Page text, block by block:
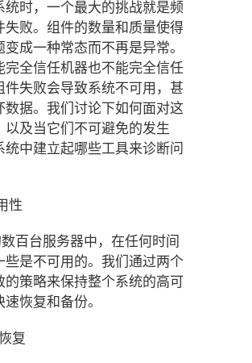
统时，一个最大的挑战就是频
失败。组件的数量和质量使得
变成一种常态而不再是异常。
完全信任机器也不能完全信任
件失败会导致系统不可用，甚
数据。我们讨论下如何面对这
以及当它们不可避免的发生
统中建立起哪些工具来诊断问
性
数百台服务器中，在任何时间
些是不可用的。我们通过两个
的策略来保持整个系统的高可
速恢复和备份。
复